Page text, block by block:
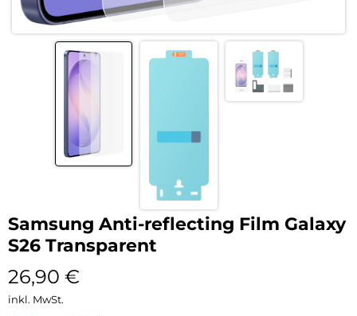
Samsung Anti-reflecting Film Galaxy
S26 Transparent
26,90 €
inkl. MwSt.